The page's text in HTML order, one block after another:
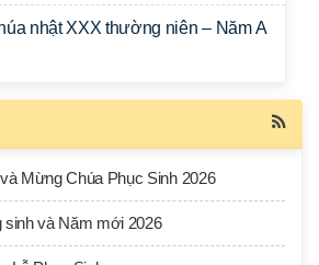
nhật XXX thường niên – Năm A
Mừng Chúa Phục Sinh 2026
và Năm mới 2026